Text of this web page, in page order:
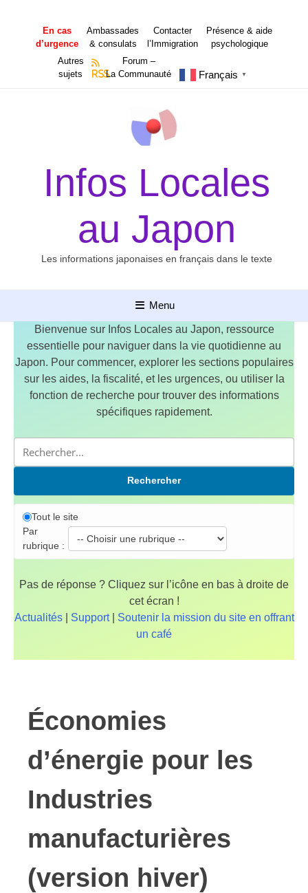
contenu
En cas
d’urgence
Ambassades
& consulats
Contacter
l’Immigration
Présence & aide
psychologique
Autres
sujets
RSS
Forum –
La Communauté
Français ▼
Infos Locales
au Japon
Les informations japonaises en français dans le texte
Menu
Bienvenue sur Infos Locales au Japon, ressource
essentielle pour naviguer dans la vie quotidienne au
Japon. Pour commencer, explorer les sections populaires
sur les aides, la fiscalité, et les urgences, ou utiliser la
fonction de recherche pour trouver des informations
spécifiques rapidement.
Rechercher
Tout le site
Par
rubrique :
Pas de réponse ? Cliquez sur l’icône en bas à droite de
cet écran !
Actualités| Support| Soutenir la mission du site en offrant
un café
Économies
d’énergie pour les
Industries
manufacturières
(version hiver)